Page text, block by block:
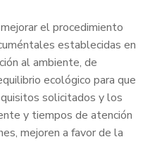
el procedimiento
establecidas en
al ambiente, de
ecológico para que
solicitados y los
y tiempos de atención
mejoren a favor de la